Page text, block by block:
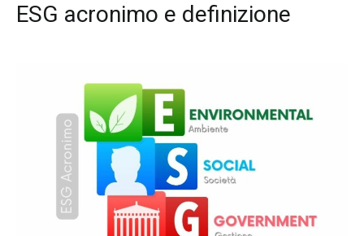
ESG acronimo e definizione